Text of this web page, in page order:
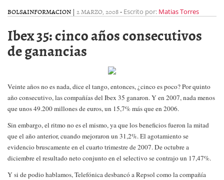
BOLSAINFORMACION | 2 MARZO, 2008- Escrito por: Matias Torres
Ibex 35: cinco años consecutivos
de ganancias
Veinte años no es nada, dice el tango, entonces, ¿cinco es poco?Por quinto
año consecutivo, las compañías del Ibex 35 ganaron. Y en 2007, nada menos
que unos 49.200 millones de euros, un 15,7% más que en 2006.
Sin embargo, el ritmo no es el mismo, ya que los beneficios fueron la mitad
que el año anterior, cuando mejoraron un 31,2%. El agotamiento se
evidencio bruscamente en el cuarto trimestre de 2007. De octubre a
diciembre el resultado neto conjunto en el selectivo se contrajo un 17,47%.
Y si de podio hablamos, Telefónica desbancó a Repsol como la compañía